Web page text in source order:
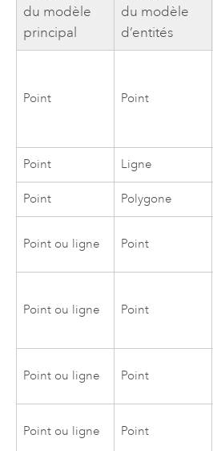
du modèle
principal
du modèle
d’entités
Point Point
Point Ligne
Point Polygone
Point ou ligne Point
Point ou ligne Point
Point ou ligne Point
Point ou ligne Point